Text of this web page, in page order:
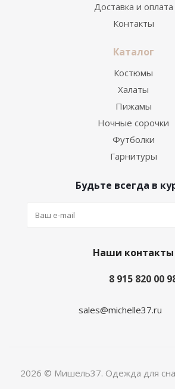
Доставка и оплата
Контакты
Каталог
Костюмы
Халаты
Пижамы
Ночные сорочки
Футболки
Гарнитуры
Будьте всегда в
Наши контакты
8 915 820 00
sales@michelle37.ru
2026 © Мишель37. Одежда для